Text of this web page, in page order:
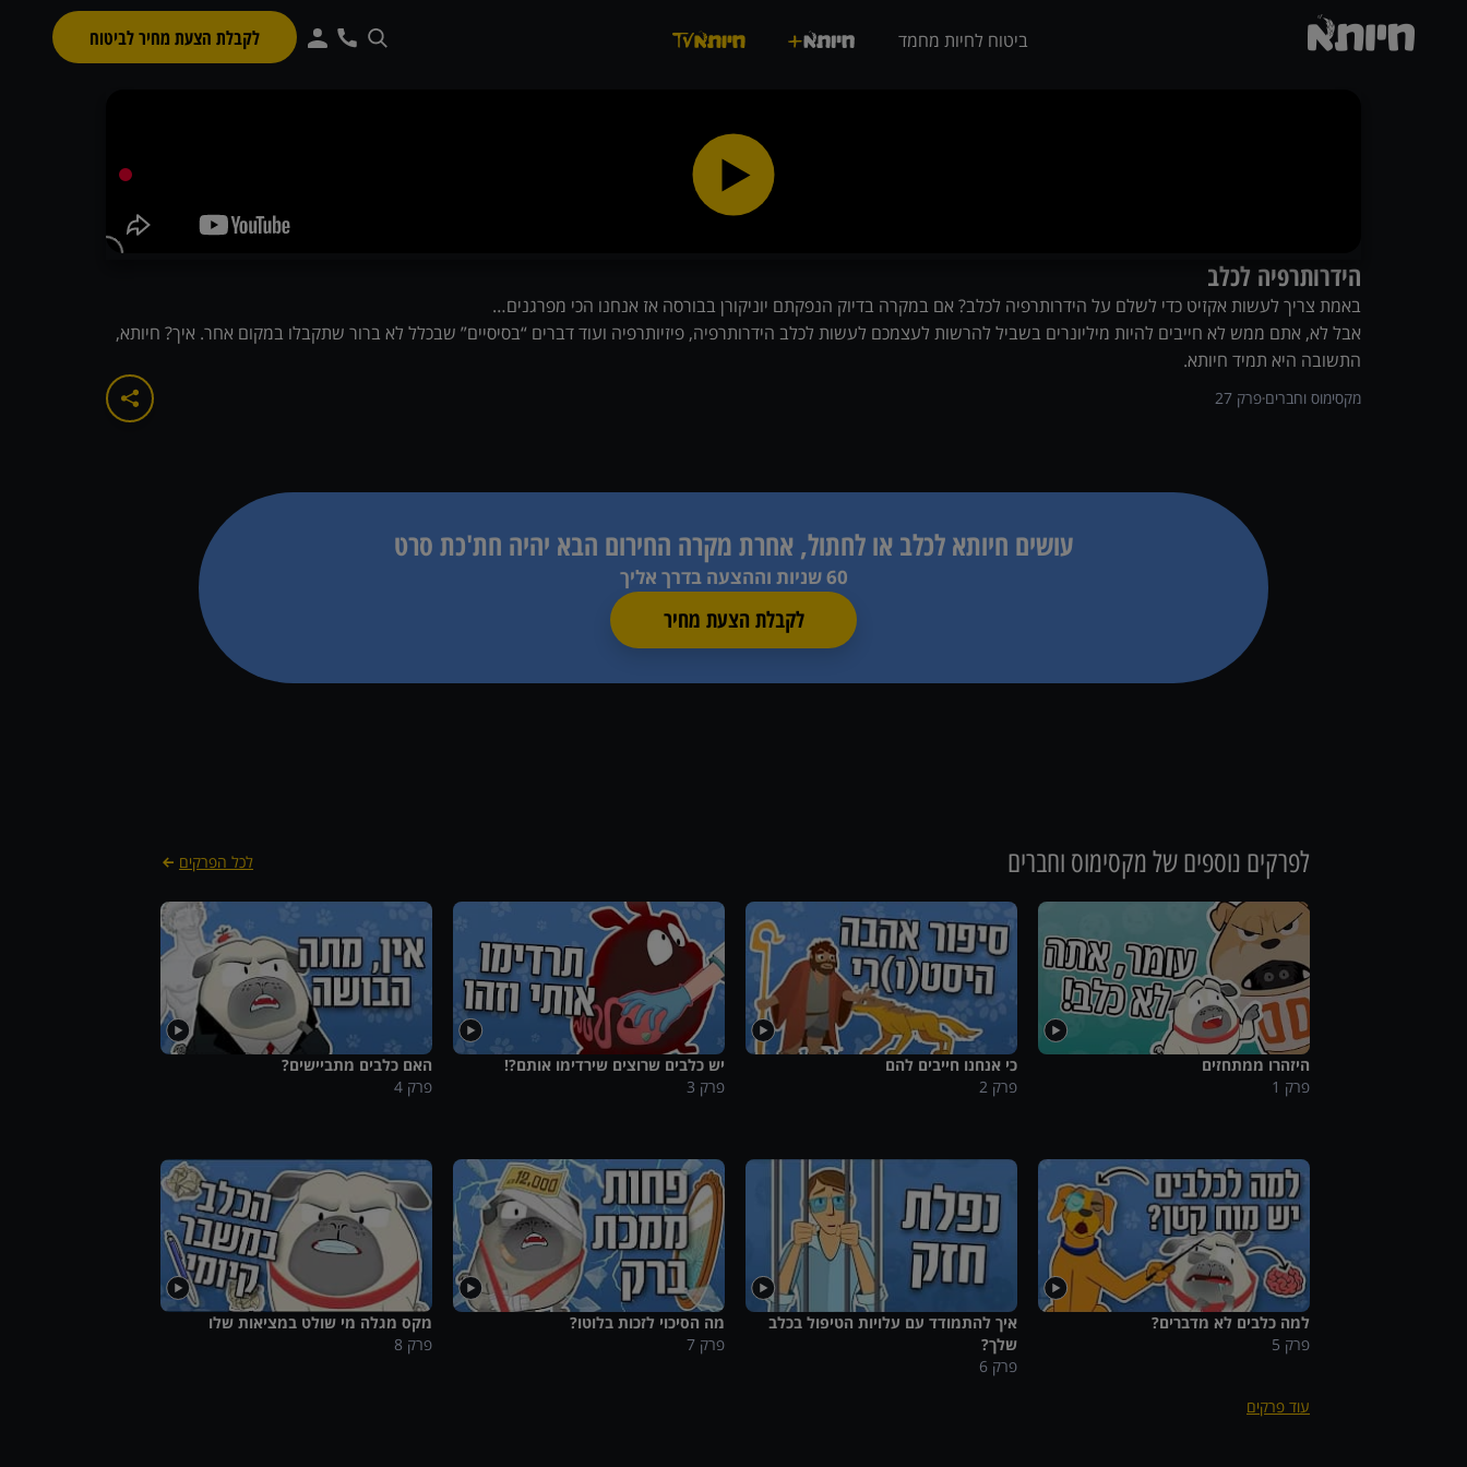
ביטוח לחיות מחמד לקבלת הצעת מחיר לביטוח
הידרותרפיה לכלב
באמת צריך לעשות אקזיט כדי לשלם על הידרותרפיה לכלב? אם במקרה בדיוק הנפקתם יוניקורן בבורסה אז אנחנו הכי מפרגנים…
אבל לא, אתם ממש לא חייבים להיות מיליונרים בשביל להרשות לעצמכם לעשות לכלב הידרותרפיה, פיזיותרפיה ועוד דברים “בסיסיים” שבכלל לא ברור שתקבלו במקום אחר. איך? חיותא,
התשובה היא תמיד חיותא.
פרק 27 מקסימוס וחברים
עושים חיותא לכלב או לחתול, אחרתמקרה החירום הבא יהיה חת'כת סרט
60 שניות וההצעה בדרך אליך
לקבלת הצעת מחיר
לפרקים נוספים שלמקסימוס וחברים לכל הפרקים
היזהרו ממתחזים
פרק 1
כי אנחנו חייבים להם
פרק 2
יש כלבים שרוצים שירדימו אותם?!
פרק 3
האם כלבים מתביישים?
פרק 4
למה כלבים לא מדברים?
פרק 5
איך להתמודד עם עלויות הטיפול בכלב
שלך?
פרק 6
מה הסיכוי לזכות בלוטו?
פרק 7
מקס מגלה מי שולט במציאות שלו
פרק 8
עוד פרקים